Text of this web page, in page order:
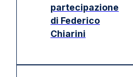
partecipazione
di Federico
Chiarini